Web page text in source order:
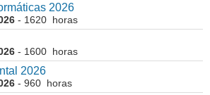
2026
- 1620 horas
- 1600 horas
2026
- 960 horas